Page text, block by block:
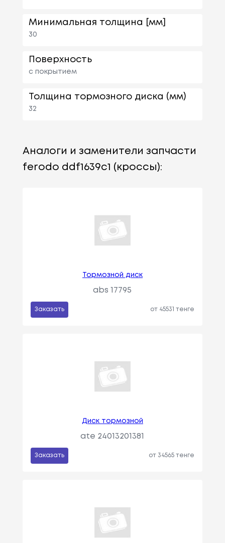
Минимальная толщина [мм]
30
Поверхность
с покрытием
Толщина тормозного диска (мм)
32
Аналоги и заменители запчасти
ferodo ddf1639c1 (кроссы):
Тормозной диск
abs 17795
Заказать от 45531 тенге
Диск тормозной
ate 24013201381
Заказать от 34565 тенге